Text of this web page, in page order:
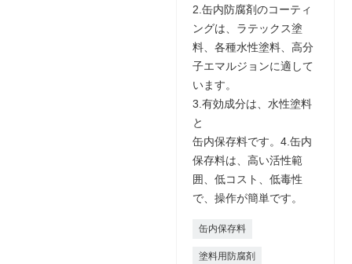
2.缶内防腐剤のコーティ
ングは、ラテックス塗
料、各種水性塗料、高分
子エマルジョンに適して
います。
3.有効成分は、水性塗料
と
缶内保存料です。4.缶内
保存料は、高い活性範
囲、低コスト、低毒性
で、操作が簡単です。
缶内保存料
塗料用防腐剤